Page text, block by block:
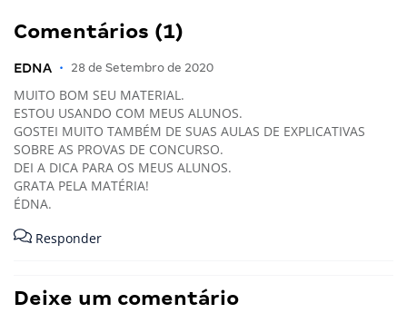
Comentários (1)
EDNA • 28 de Setembro de 2020
MUITO BOM SEU MATERIAL.
ESTOU USANDO COM MEUS ALUNOS.
GOSTEI MUITO TAMBÉM DE SUAS AULAS DE EXPLICATIVAS
SOBRE AS PROVAS DE CONCURSO.
DEI A DICA PARA OS MEUS ALUNOS.
GRATA PELA MATÉRIA!
ÉDNA.
Responder
Deixe um comentário